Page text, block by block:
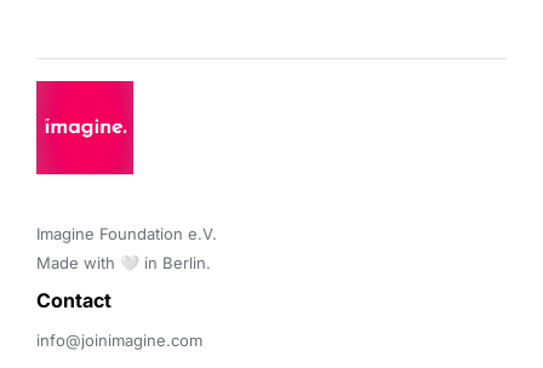
Imagine Foundation e.V.
Made with 🤍 in Berlin.
Contact
info@joinimagine.com